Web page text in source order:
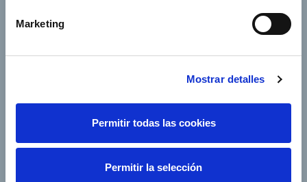
Marketing
Mostrar detalles
Permitir todas las cookies
Permitir la selección
Contacto